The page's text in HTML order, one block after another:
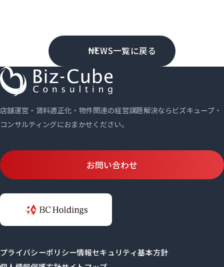
NEWS一覧に戻る
店舗運営・賃料適正化・物件関連の経営課題解決ならビズキューブ・
コンサルティングにおまかせください。
お問い合わせ
プライバシーポリシー情報セキュリティ基本方針